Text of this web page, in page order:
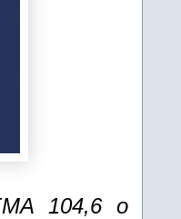
104,6 ο